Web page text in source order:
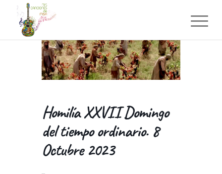
Homilía XXVII Domingo
del tiempo ordinario. 8
Octubre 2023